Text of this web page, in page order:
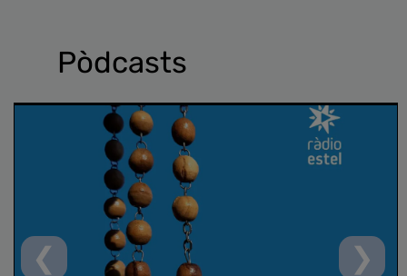
Pòdcasts
❮ ❯